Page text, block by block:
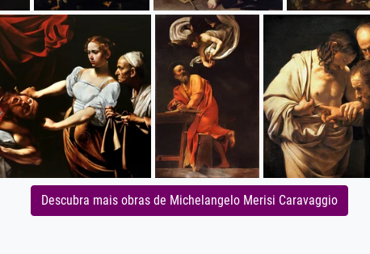
Descubra mais obras de Michelangelo Merisi Caravaggio